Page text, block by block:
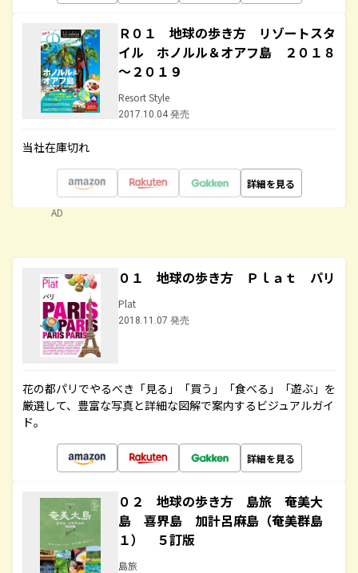
Ｒ０１ 地球の歩き方 リゾートスタ
イル ホノルル＆オアフ島 ２０１８
～２０１９
Resort Style
2017.10.04 発売
当社在庫切れ
詳細を見る
AD
０１ 地球の歩き方 Ｐｌａｔ パリ
Plat
2018.11.07 発売
花の都パリでやるべき「見る」「買う」「食べる」「遊ぶ」を
厳選して、豊富な写真と詳細な図解で案内するビジュアルガイ
ド。
詳細を見る
０２ 地球の歩き方 島旅 奄美大
島 喜界島 加計呂麻島（奄美群島
１） ５訂版
島旅